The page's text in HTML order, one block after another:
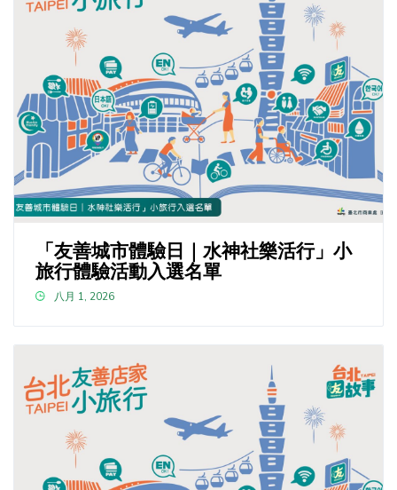
「友善城市體驗日｜水神社樂活行」小
旅行體驗活動入選名單
八月 1, 2026